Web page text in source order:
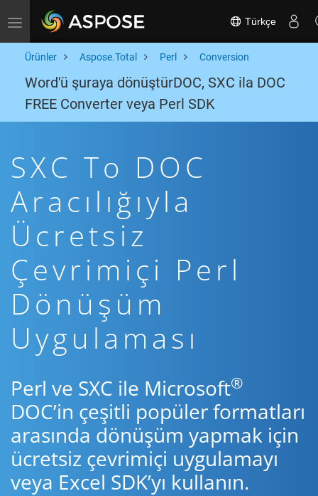
Toggle navigation Türkçe
Ürünler Aspose.Total Perl Conversion
Word'ü şuraya dönüştürDOC, SXC ila DOC
FREE Converter veya Perl SDK
SXC To DOC
Aracılığıyla
Ücretsiz
Çevrimiçi Perl
Dönüşüm
Uygulaması
Perl ve SXC ile Microsoft®
DOC’in çeşitli popüler formatları
arasında dönüşüm yapmak için
ücretsiz çevrimiçi uygulamayı
veya Excel SDK’yı kullanın.